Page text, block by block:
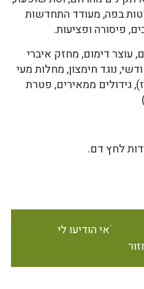
בפה, מעודד התחדשות
פיסורה ופציעות.
עוצר דימום, מחזק איברי
נוגד חימצון, מחלות מעי
גידולים ממאירים, פטרת
לחץ דם.
במלאי הודיעו לי